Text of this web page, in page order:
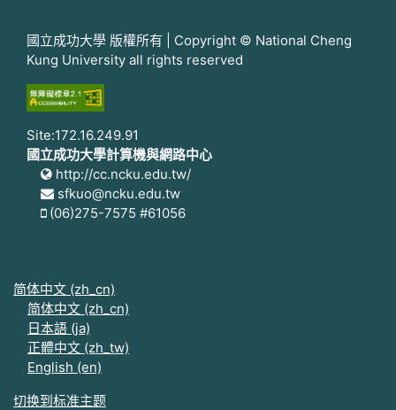
國立成功大學 版權所有 | Copyright © National Cheng
Kung University all rights reserved
Site:172.16.249.91
國立成功大學計算機與網路中心
http://cc.ncku.edu.tw/
sfkuo@ncku.edu.tw
(06)275-7575 #61056
简体中文 ‎(zh_cn)‎
简体中文 ‎(zh_cn)‎
日本語 ‎(ja)‎
正體中文 ‎(zh_tw)‎
English ‎(en)‎
切换到标准主题